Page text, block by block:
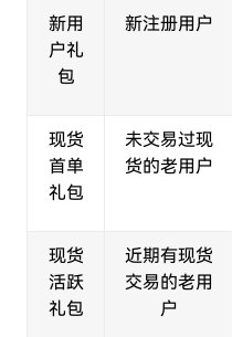
新用
户礼
包
新注册用户
现货
首单
礼包
未交易过现
货的老用户
现货
活跃
礼包
近期有现货
交易的老用
户